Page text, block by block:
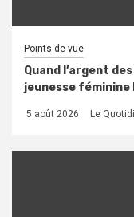
Points de vue
Quand l’argent
jeunesse
5 août 2026 Le